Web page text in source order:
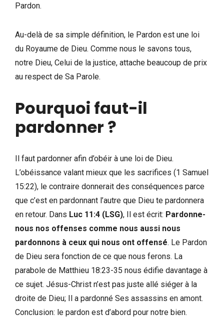
Pardon.
Au-delà de sa simple définition, le Pardon est une loi
du Royaume de Dieu. Comme nous le savons tous,
notre Dieu, Celui de la justice, attache beaucoup de prix
au respect de Sa Parole.
Pourquoi faut-il
pardonner ?
Il faut pardonner afin d’obéir à une loi de Dieu.
L’obéissance valant mieux que les sacrifices (1 Samuel
15:22), le contraire donnerait des conséquences parce
que c’est en pardonnant l’autre que Dieu te pardonnera
en retour. Dans Luc 11:4 (LSG), Il est écrit: Pardonne-
nous nos offenses comme nous aussi nous
pardonnons à ceux qui nous ont offensé. Le Pardon
de Dieu sera fonction de ce que nous ferons. La
parabole de Matthieu 18:23-35 nous édifie davantage à
ce sujet. Jésus-Christ n’est pas juste allé siéger à la
droite de Dieu; Il a pardonné Ses assassins en amont.
Conclusion: le pardon est d’abord pour notre bien.